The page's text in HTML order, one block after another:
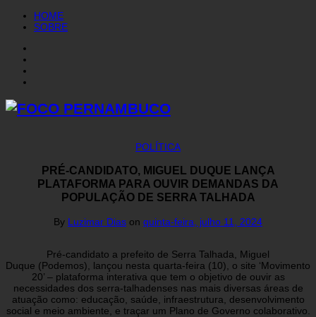
HOME
SOBRE
POLÍTICA
PRÉ-CANDIDATO, MIGUEL DUQUE LANÇA
PLATAFORMA PARA OUVIR DEMANDAS DA
POPULAÇÃO DE SERRA TALHADA
By Luzimar Dias on quinta-feira, julho 11, 2024
Pré-candidato a prefeito de Serra Talhada, Miguel
Duque (Podemos), lançou nesta quarta-feira (10), o site ‘Movimento
20’ – plataforma interativa que tem o objetivo de ouvir as
necessidades dos serra-talhadenses nas mais diversas áreas de
atuação como: educação, saúde, infraestrutura, desenvolvimento
social e meio ambiente, e traçar um Plano de Governo colaborativo.